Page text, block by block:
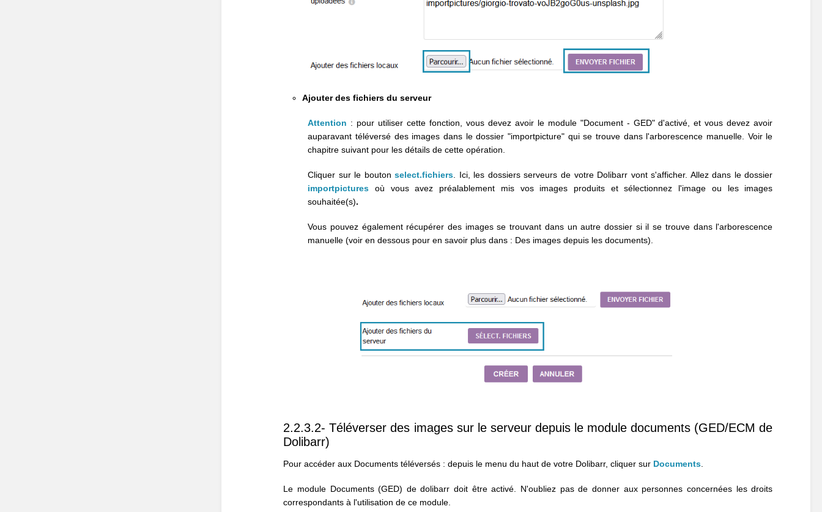
Ajouter des fichiers du serveur
Attention : pour utiliser cette fonction, vous devez avoir le module "Document - GED" d'activé, et vous devez avoir
auparavant téléversé des images dans le dossier "importpicture" qui se trouve dans l'arborescence manuelle. Voir le
chapitre suivant pour les détails de cette opération.
Cliquer sur le boutonselect.fichiers . Ici, les dossiers serveurs de votre Dolibarr vont s'afficher. Allez dans le dossier
importpictures où vous avez préalablement mis vos images produits et sélectionnez l'image ou les images
souhaitée(s).
Vous pouvez également récupérer des images se trouvant dans un autre dossier si il se trouve dans l'arborescence
manuelle (voir en dessous pour en savoir plus dans : Des images depuis les documents).
2.2.3.2- Téléverser des images sur le serveur depuis le module documents (GED/ECM de
Dolibarr)
Pour accéder aux Documents téléversés : depuis le menu du haut de votre Dolibarr, cliquer sur Documents
Le module Documents (GED) de dolibarr doit être activé. N'oubliez pas de donner aux personnes concernées les droits
correspondants à l'utilisation de ce module.